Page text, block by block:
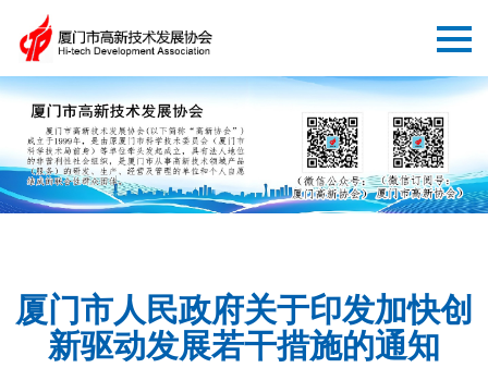
厦门市人民政府关于印发加快创
新驱动发展若干措施的通知